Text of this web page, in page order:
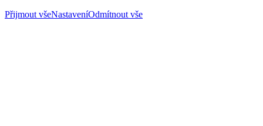
Přijmout všeNastaveníOdmítnout vše